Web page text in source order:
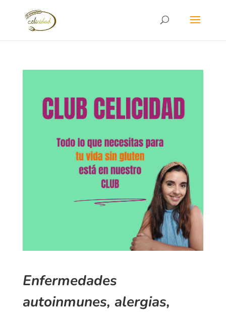
Enfermedades
autoinmunes, alergias,